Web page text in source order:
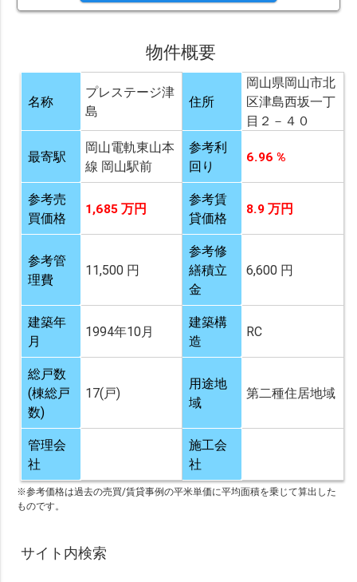
物件概要
名称
プレステージ津
島
住所
岡山県岡山市北
区津島西坂一丁
目２－４０
最寄駅
岡山電軌東山本
線 岡山駅前
参考利
回り
6.96 %
参考売
買価格
1,685 万円
参考賃
貸価格
8.9 万円
参考管
理費
11,500 円
参考修
繕積立
金
6,600 円
建築年
月
1994年10月
建築構
造
RC
総戸数
(棟総戸
数)
17(戸)
用途地
域
第二種住居地域
管理会
社
施工会
社
※参考価格は過去の売買/賃貸事例の平米単価に平均面積を乗じて算出した
ものです。
サイト内検索